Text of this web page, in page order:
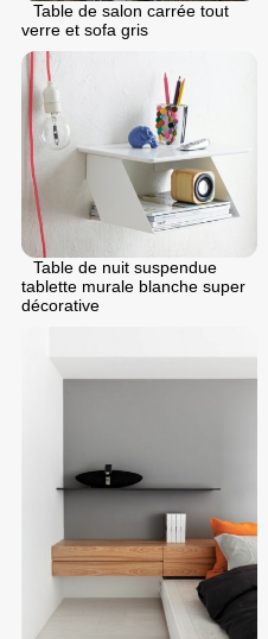
Table de salon carrée tout
verre et sofa gris
Table de nuit suspendue
tablette murale blanche super
décorative